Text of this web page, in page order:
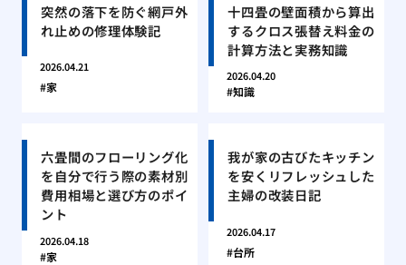
突然の落下を防ぐ網戸外
れ止めの修理体験記
2026.04.21
家
十四畳の壁面積から算出
するクロス張替え料金の
計算方法と実務知識
2026.04.20
知識
六畳間のフローリング化
を自分で行う際の素材別
費用相場と選び方のポイ
ント
2026.04.18
家
我が家の古びたキッチン
を安くリフレッシュした
主婦の改装日記
2026.04.17
台所